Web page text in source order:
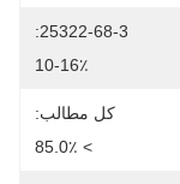
25322-68-3:
10-16٪
کل مطالب:
> 85.0٪